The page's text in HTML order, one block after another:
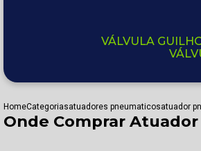
VÁLVULA
HomeCategoriasatuadores pneumaticosatuador
Onde Comprar